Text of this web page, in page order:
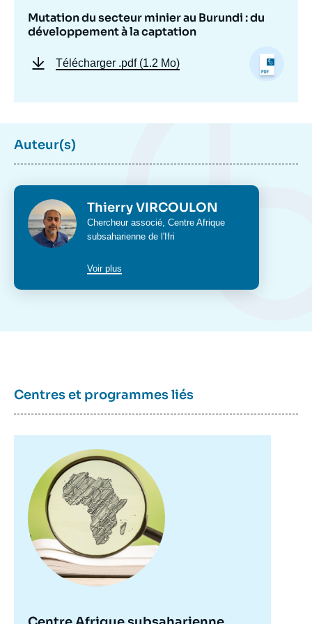
Mutation du secteur minier au Burundi : du
développement à la captation
Télécharger .pdf (1.2 Mo)
Auteur(s)
Photo Thierry VIRCOULON
Intitulé
du
Chercheur associé, Centre Afrique
subsaharienne de l'Ifri
Voir plus
Centres et programmes liés
principale
Image
Thierry VIRCOULON, « Mutation du secteur
captation », Notes, Ifri, 9 avril 2019.